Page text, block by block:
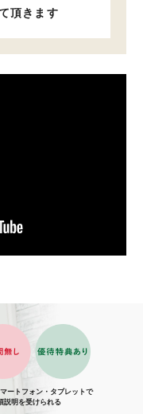
頂きます
ートフォン・タブレットで
説明を受けられる